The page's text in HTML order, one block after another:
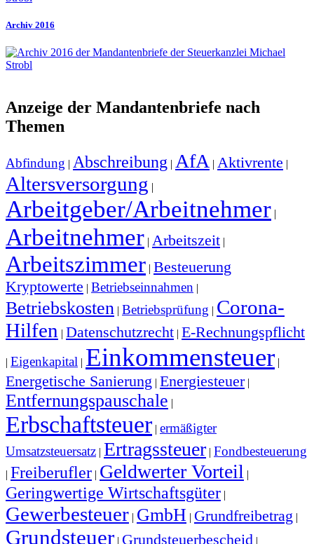
Archiv 2016
Anzeige der Mandantenbriefe nach
Themen
Abfindung | Abschreibung | AfA | Aktivrente |
Altersversorgung |
Arbeitgeber/Arbeitnehmer |
Arbeitnehmer | Arbeitszeit |
Arbeitszimmer | Besteuerung
Kryptowerte | Betriebseinnahmen |
Betriebskosten | Betriebsprüfung | Corona-
Hilfen | Datenschutzrecht | E-Rechnungspflicht
| Eigenkapital | Einkommensteuer |
Energetische Sanierung | Energiesteuer|
Entfernungspauschale |
Erbschaftsteuer | ermäßigter
Umsatzsteuersatz | Ertragssteuer | Fondbesteuerung
| Freiberufler | Geldwerter Vorteil |
Geringwertige Wirtschaftsgüter |
Gewerbesteuer | GmbH | Grundfreibetrag |
Grundsteuer | Grundsteuerbescheid |